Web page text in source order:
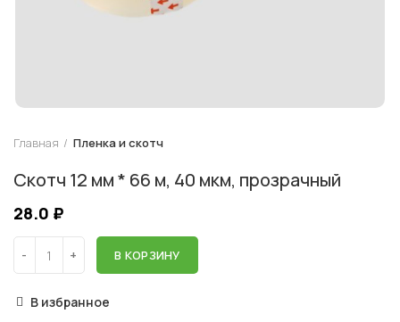
Главная Пленка и скотч
Скотч 12 мм * 66 м, 40 мкм, прозрачный
28.0 ₽
В КОРЗИНУ
В избранное